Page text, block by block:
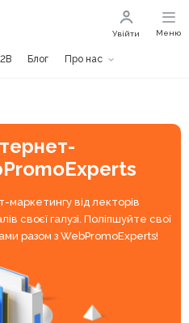
Блог Про нас
Увійти Меню
маркетингу від лекторів
своєї галузі. Поліпшуйте свої
разом з WebPromoExperts!